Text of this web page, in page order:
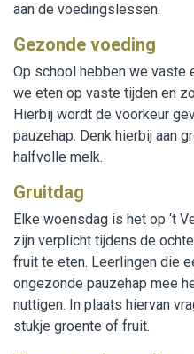
aan de voedingslessen.
Gezonde voeding
Op school hebben we vaste
we eten op vaste tijden en
Hierbij wordt de voorkeur
pauzehap. Denk hierbij aan
halfvolle melk.
Gruitdag
Elke woensdag is het op ‘t
zijn verplicht tijdens de
fruit te eten. Leerlingen die
ongezonde pauzehap mee
nuttigen. In plaats hiervan
stukje groente of fruit.